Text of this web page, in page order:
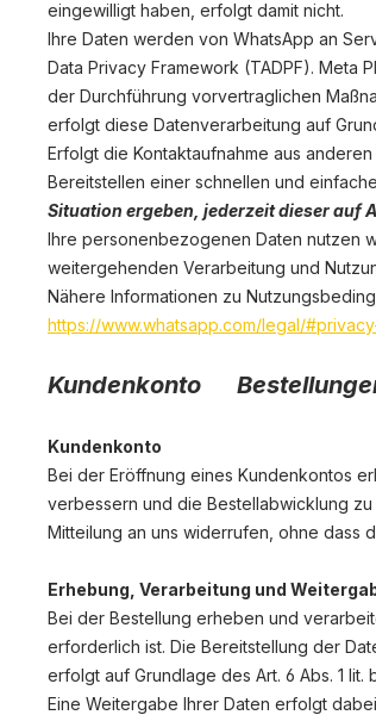
eingewilligt haben, erfolgt damit nicht.
Ihre Daten werden von WhatsApp an
Data Privacy Framework (TADPF). Meta
der Durchführung vorvertraglichen
erfolgt diese Datenverarbeitung auf
Erfolgt die Kontaktaufnahme aus
Bereitstellen einer schnellen und
Situation ergeben, jederzeit dieser auf
Ihre personenbezogenen Daten nutzen
weitergehenden Verarbeitung und
Nähere Informationen zu
https://www.whatsapp.com/legal/
Kundenkonto
Kundenkonto
Bei der Eröffnung eines Kundenkontos
verbessern und die Bestellabwicklung zu
Mitteilung an uns widerrufen, ohne dass
Erhebung, Verarbeitung und
Bei der Bestellung erheben und
erforderlich ist. Die Bereitstellung der
erfolgt auf Grundlage des Art. 6 Abs. 1
Eine Weitergabe Ihrer Daten erfolgt